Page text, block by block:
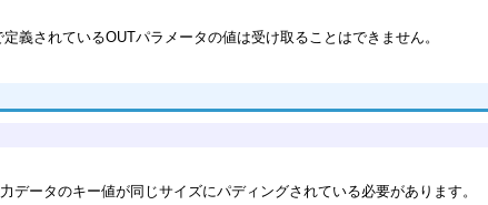
義されているOUTパラメータの値は受け取ることはできません。
データのキー値が同じサイズにパディングされている必要があります。